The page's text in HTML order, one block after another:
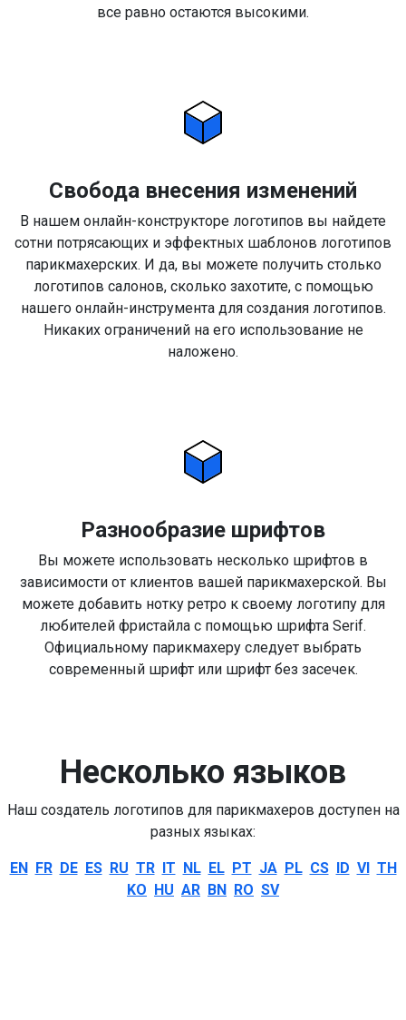
все равно остаются высокими.
Свобода внесения изменений
В нашем онлайн-конструкторе логотипов вы найдете
сотни потрясающих и эффектных шаблонов логотипов
парикмахерских. И да, вы можете получить столько
логотипов салонов, сколько захотите, с помощью
нашего онлайн-инструмента для создания логотипов.
Никаких ограничений на его использование не
наложено.
Разнообразие шрифтов
Вы можете использовать несколько шрифтов в
зависимости от клиентов вашей парикмахерской. Вы
можете добавить нотку ретро к своему логотипу для
любителей фристайла с помощью шрифта Serif.
Официальному парикмахеру следует выбрать
современный шрифт или шрифт без засечек.
Несколько языков
Наш создатель логотипов для парикмахеров доступен на
разных языках:
EN FR DE ES RU TR IT NL EL PT JA PL CS ID VI TH
KO HU AR BN RO SV